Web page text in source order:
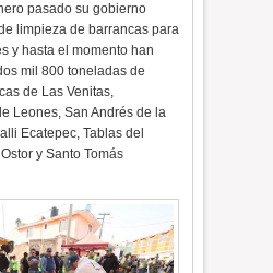
pasado su gobierno
limpieza de barrancas para
y hasta el momento han
mil 800 toneladas de
de Las Venitas,
Leones, San Andrés de la
Ecatepec, Tablas del
y Santo Tomás